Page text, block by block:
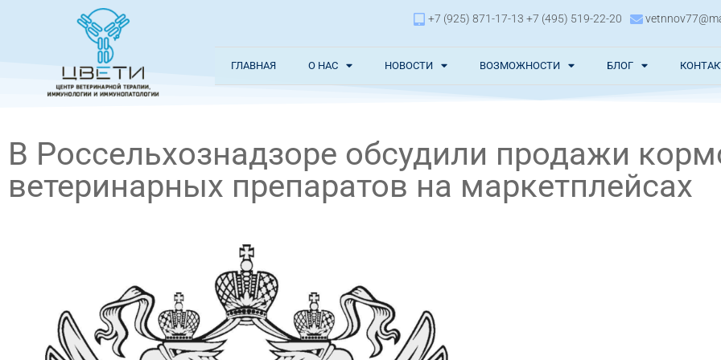
+7 (925) 871-17-13 +7 (495) 519-22-20
ГЛАВНАЯ О НАС НОВОСТИ ВОЗМОЖНОСТИ БЛОГ
В Россельхознадзоре обсудили продажи
ветеринарных препаратов на маркетплейсах